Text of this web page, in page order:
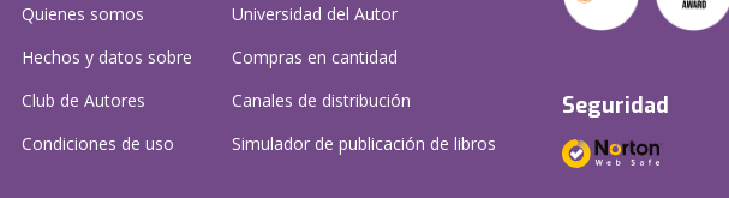
Quienes somos
Hechos y datos sobre
Club de Autores
Condiciones de uso
Universidad del Autor
Compras en cantidad
Canales de distribución
Simulador de publicación de libros
Seguridad